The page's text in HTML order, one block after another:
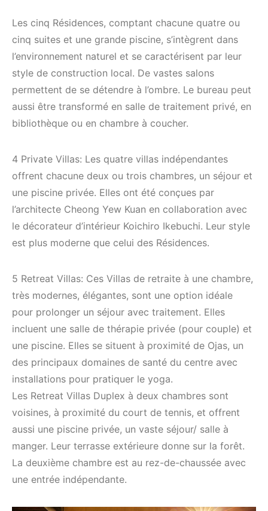
Les cinq Résidences, comptant chacune quatre ou
cinq suites et une grande piscine, s’intègrent dans
l’environnement naturel et se caractérisent par leur
style de construction local. De vastes salons
permettent de se détendre à l’ombre. Le bureau peut
aussi être transformé en salle de traitement privé, en
bibliothèque ou en chambre à coucher.
4 Private Villas: Les quatre villas indépendantes
offrent chacune deux ou trois chambres, un séjour et
une piscine privée. Elles ont été conçues par
l’architecte Cheong Yew Kuan en collaboration avec
le décorateur d’intérieur Koichiro Ikebuchi. Leur style
est plus moderne que celui des Résidences.
5 Retreat Villas: Ces Villas de retraite à une chambre,
très modernes, élégantes, sont une option idéale
pour prolonger un séjour avec traitement. Elles
incluent une salle de thérapie privée (pour couple) et
une piscine. Elles se situent à proximité de Ojas, un
des principaux domaines de santé du centre avec
installations pour pratiquer le yoga.
Les Retreat Villas Duplex à deux chambres sont
voisines, à proximité du court de tennis, et offrent
aussi une piscine privée, un vaste séjour/ salle à
manger. Leur terrasse extérieure donne sur la forêt.
La deuxième chambre est au rez-de-chaussée avec
une entrée indépendante.